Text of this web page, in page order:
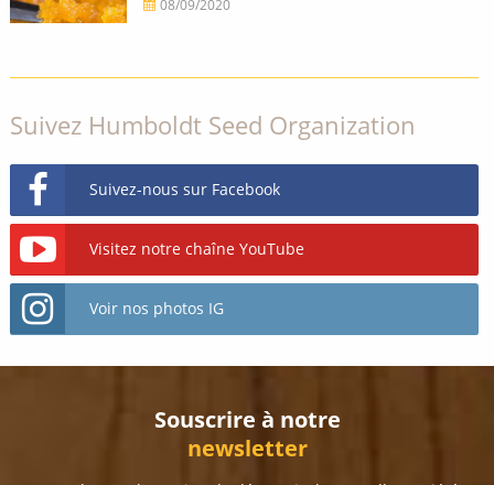
08/09/2020
Suivez Humboldt Seed Organization
Suivez-nous sur Facebook
Visitez notre chaîne YouTube
Voir nos photos IG
Souscrire à notre
newsletter